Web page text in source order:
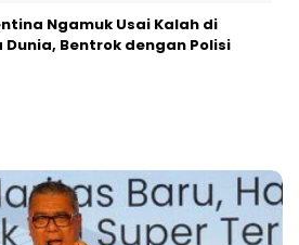
Ngamuk Usai Kalah di
Dunia, Bentrok dengan Polisi